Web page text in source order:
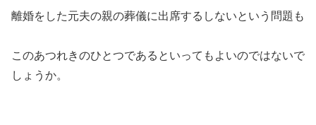
離婚をした元夫の親の葬儀に出席するしないという問題も
このあつれきのひとつであるといってもよいのではないで
しょうか。